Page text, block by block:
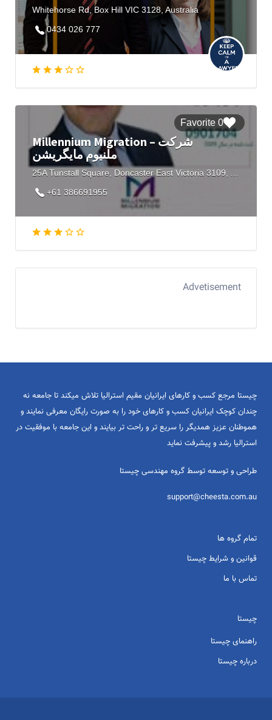
Whitehorse Rd, Box Hill VIC 3128, Australia
0434 026 777
0 Favorite
Millennium Migration – شرکت
ملنیوم مایگریشن
+61 386691955
Advetisement
چیستا مرجع کسب و کارهای ایرانیان مقیم استرالیا تلاش میکند تا جامعه نه
چندان کوچک ایرانیان کسب و کارهای خود را به صورت رایگان معرفی نمایند و
هموطنان عزیز همدیگر را سریع تر و راحت تر بیایند و این جامعه با موفقیت در
استرالیا رشد و پیشرفت نماید
طراحی و توسعه توسط گروه مهندسی چیستا
support@cheesta.com.au
تمام گروه ها
قوانین و شرایط چیستا
تماس با ما
چیستا
راهنمای چیستا
درباره چیستا